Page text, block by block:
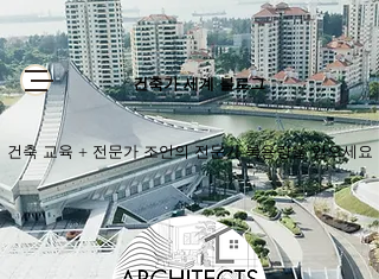
건축가 세계 블로그
건축 교육 + 전문가 조언의 전문가 복용량을 얻으세요